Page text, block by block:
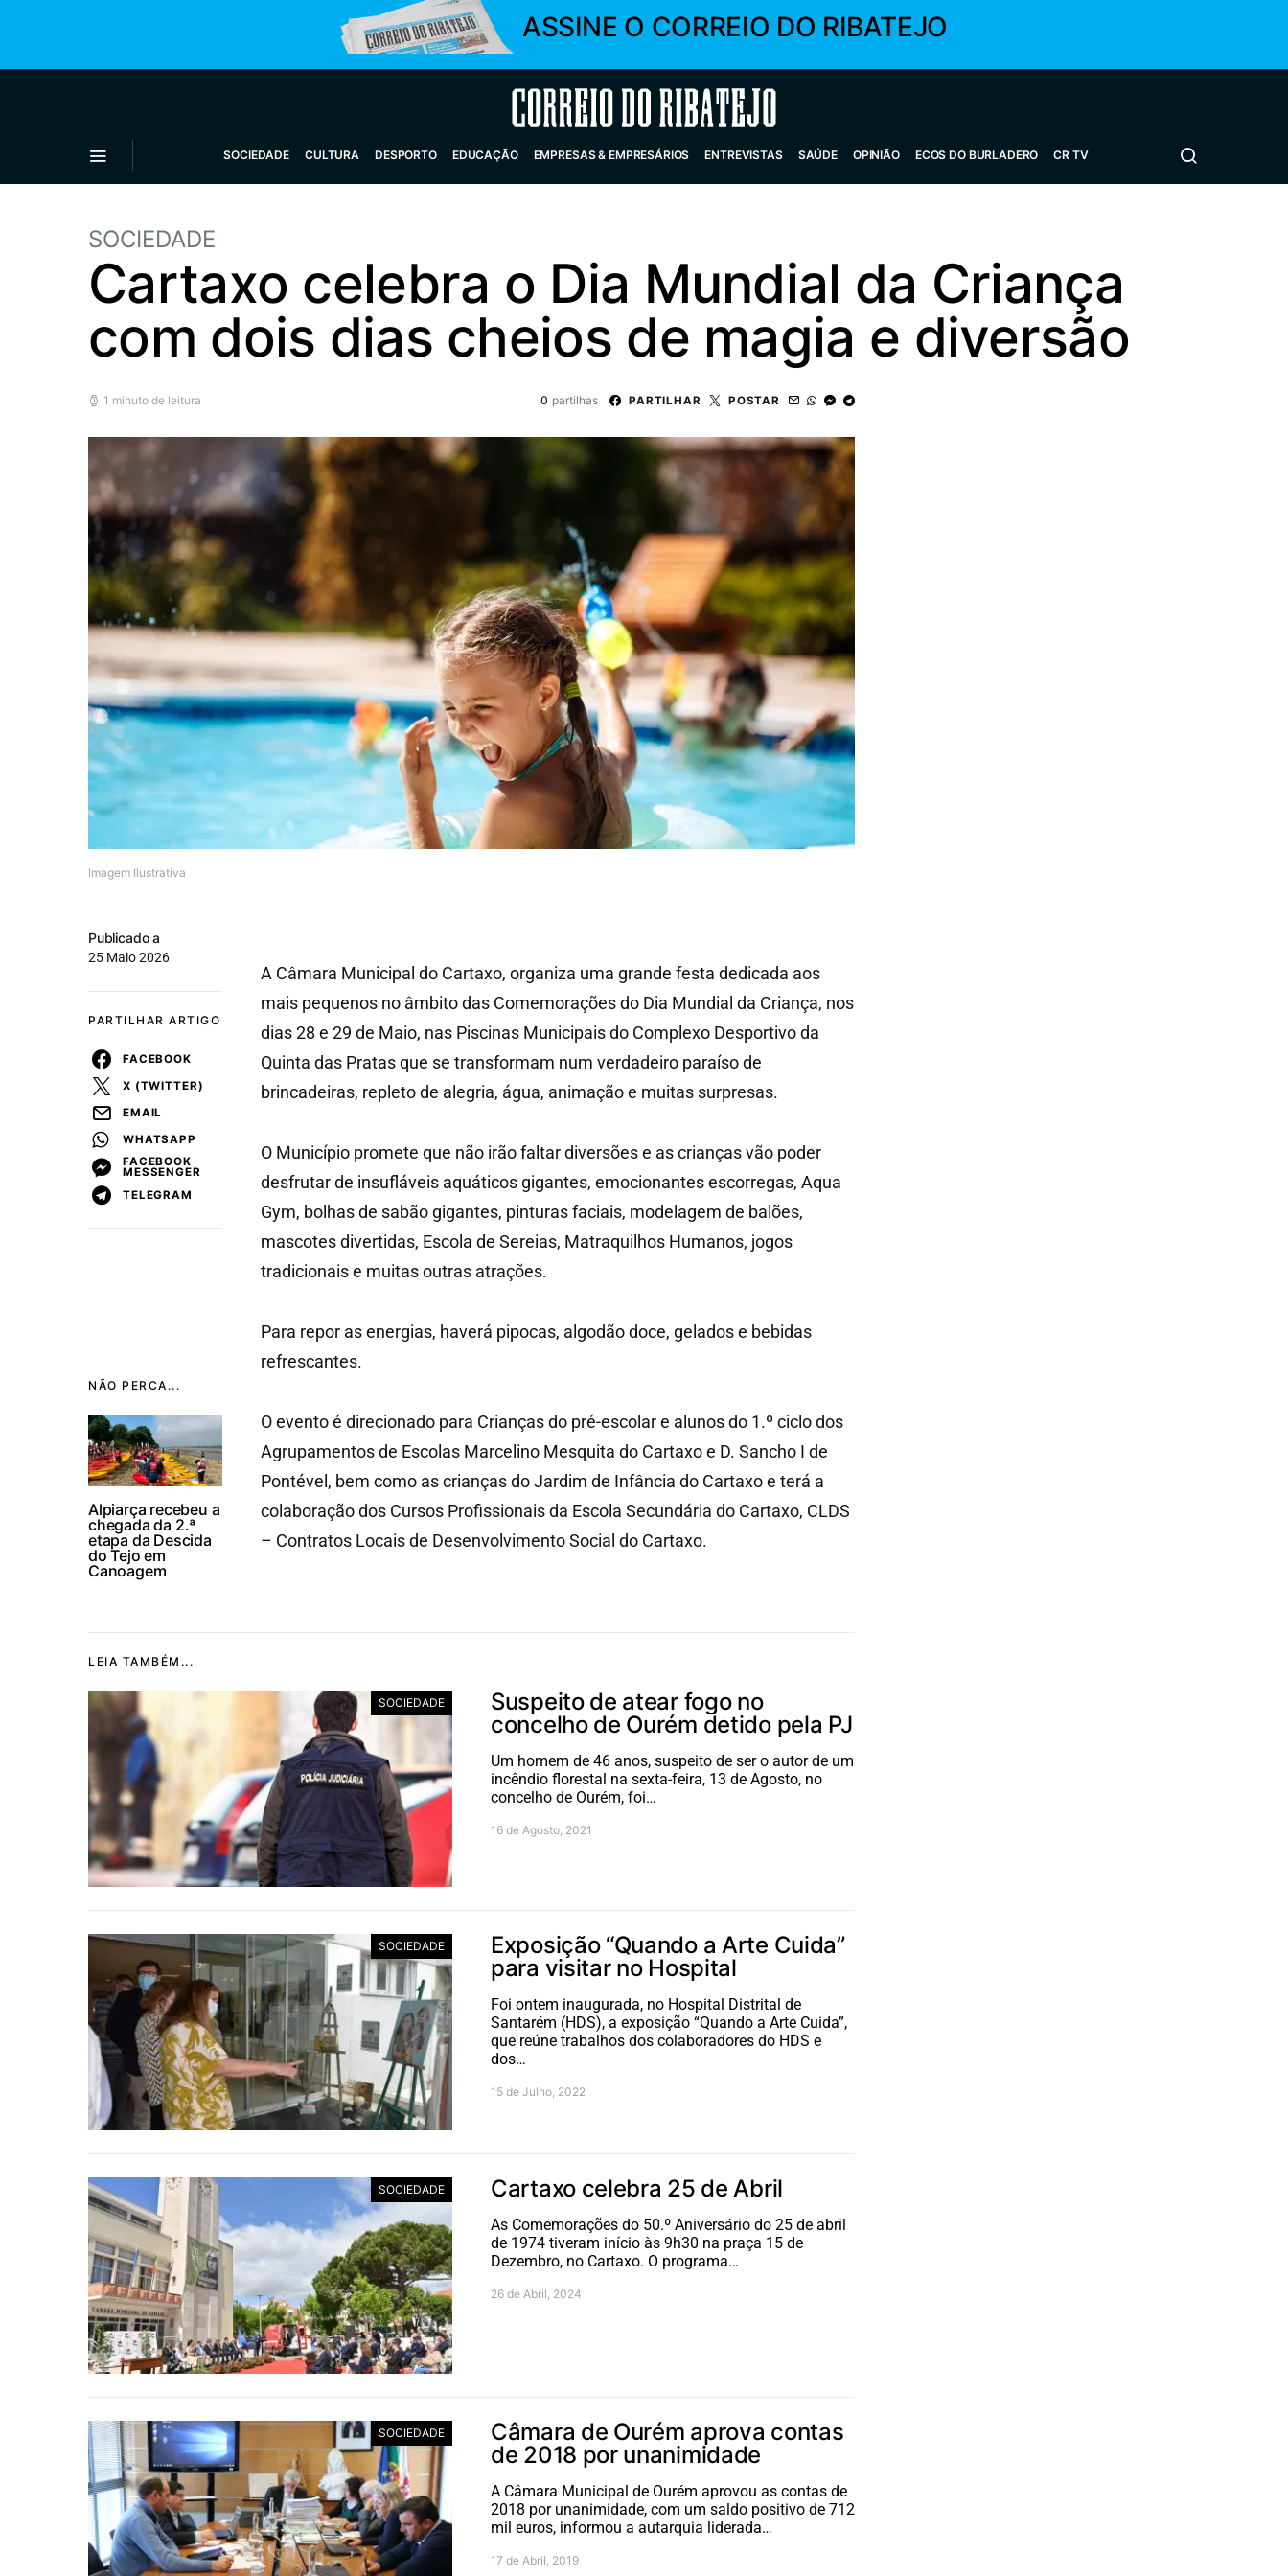
ASSINE O CORREIO DO RIBATEJO
Correio do Ribatejo
SOCIEDADE CULTURA DESPORTO EDUCAÇÃO EMPRESAS & EMPRESÁRIOS ENTREVISTAS SAÚDE OPINIÃO ECOS DO BURLADERO CR TV
SOCIEDADE
Cartaxo celebra o Dia Mundial da Criança
com dois dias cheios de magia e diversão
1 minuto de leitura 0 partilhas PARTILHAR POSTAR
Imagem Ilustrativa
NÃO PERCA...
Alpiarça recebeu a
chegada da 2.ª
etapa da Descida
do Tejo em
Canoagem
Publicado a
25 Maio 2026
PARTILHAR ARTIGO
FACEBOOK
X (TWITTER)
EMAIL
WHATSAPP
FACEBOOK
MESSENGER
TELEGRAM
A Câmara Municipal do Cartaxo, organiza uma grande festa dedicada aos
mais pequenos no âmbito das Comemorações do Dia Mundial da Criança, nos
dias 28 e 29 de Maio, nas Piscinas Municipais do Complexo Desportivo da
Quinta das Pratas que se transformam num verdadeiro paraíso de
brincadeiras, repleto de alegria, água, animação e muitas surpresas.
O Município promete que não irão faltar diversões e as crianças vão poder
desfrutar de insufláveis aquáticos gigantes, emocionantes escorregas, Aqua
Gym, bolhas de sabão gigantes, pinturas faciais, modelagem de balões,
mascotes divertidas, Escola de Sereias, Matraquilhos Humanos, jogos
tradicionais e muitas outras atrações.
Para repor as energias, haverá pipocas, algodão doce, gelados e bebidas
refrescantes.
O evento é direcionado para Crianças do pré-escolar e alunos do 1.º ciclo dos
Agrupamentos de Escolas Marcelino Mesquita do Cartaxo e D. Sancho I de
Pontével, bem como as crianças do Jardim de Infância do Cartaxo e terá a
colaboração dos Cursos Profissionais da Escola Secundária do Cartaxo, CLDS
– Contratos Locais de Desenvolvimento Social do Cartaxo.
LEIA TAMBÉM...
SOCIEDADE
Suspeito de atear fogo no
concelho de Ourém detido pela PJ
Um homem de 46 anos, suspeito de ser o autor de um
incêndio florestal na sexta-feira, 13 de Agosto, no
concelho de Ourém, foi…
16 de Agosto, 2021
SOCIEDADE
Exposição “Quando a Arte Cuida”
para visitar no Hospital
Foi ontem inaugurada, no Hospital Distrital de
Santarém (HDS), a exposição “Quando a Arte Cuida”,
que reúne trabalhos dos colaboradores do HDS e
dos…
15 de Julho, 2022
SOCIEDADE Cartaxo celebra 25 de Abril
As Comemorações do 50.º Aniversário do 25 de abril
de 1974 tiveram início às 9h30 na praça 15 de
Dezembro, no Cartaxo. O programa…
26 de Abril, 2024
SOCIEDADE
Câmara de Ourém aprova contas
de 2018 por unanimidade
A Câmara Municipal de Ourém aprovou as contas de
2018 por unanimidade, com um saldo positivo de 712
mil euros, informou a autarquia liderada…
17 de Abril, 2019